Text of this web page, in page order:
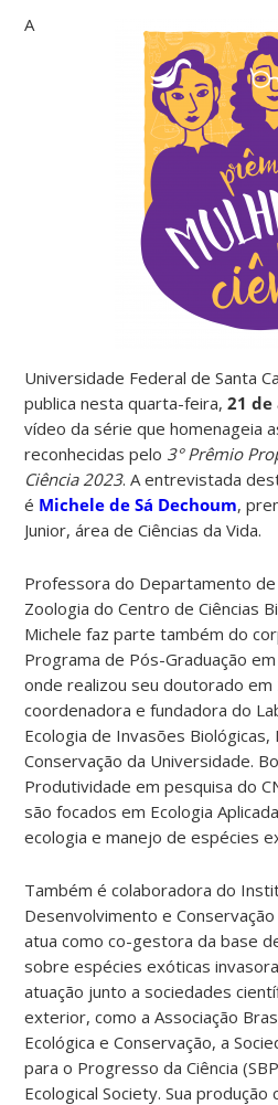
A
Universidade Federal de Santa
publica nesta quarta-feira, 21 de
vídeo da série que homenageia
reconhecidas pelo 3° Prêmio
Ciência 2023. A entrevistada
é Michele de Sá Dechoum,
Junior, área de Ciências da Vida.
Professora do Departamento de
Zoologia do Centro de Ciências
Michele faz parte também do
Programa de Pós-Graduação em
onde realizou seu doutorado em
coordenadora e fundadora do
Ecologia de Invasões Biológicas,
Conservação da Universidade.
Produtividade em pesquisa do
são focados em Ecologia
ecologia e manejo de espécies
Também é colaboradora do
Desenvolvimento e
atua como co-gestora da base
sobre espécies exóticas
atuação junto a sociedades
exterior, como a Associação
Ecológica e Conservação, a
para o Progresso da Ciência
Ecological Society. Sua produção